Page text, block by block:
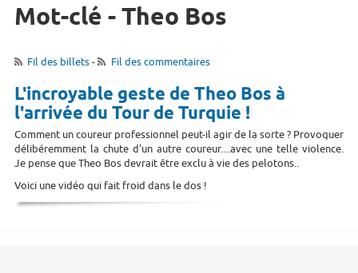
Mot-clé - Theo Bos
Fil des billets- Fil des commentaires
L'incroyable geste de Theo Bos à
l'arrivée du Tour de Turquie !
Comment un coureur professionnel peut-il agir de la sorte ? Provoquer
délibéremment la chute d'un autre coureur....avec une telle violence.
Je pense que Theo Bos devrait être exclu à vie des pelotons..
Voici une vidéo qui fait froid dans le dos !